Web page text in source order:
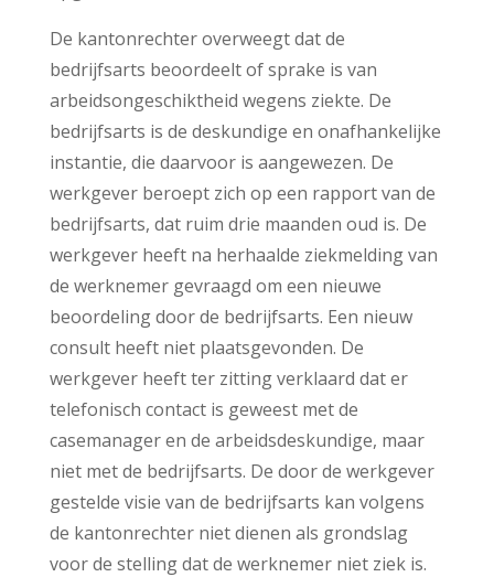
De kantonrechter overweegt dat de
bedrijfsarts beoordeelt of sprake is van
arbeidsongeschiktheid wegens ziekte. De
bedrijfsarts is de deskundige en onafhankelijke
instantie, die daarvoor is aangewezen. De
werkgever beroept zich op een rapport van de
bedrijfsarts, dat ruim drie maanden oud is. De
werkgever heeft na herhaalde ziekmelding van
de werknemer gevraagd om een nieuwe
beoordeling door de bedrijfsarts. Een nieuw
consult heeft niet plaatsgevonden. De
werkgever heeft ter zitting verklaard dat er
telefonisch contact is geweest met de
casemanager en de arbeidsdeskundige, maar
niet met de bedrijfsarts. De door de werkgever
gestelde visie van de bedrijfsarts kan volgens
de kantonrechter niet dienen als grondslag
voor de stelling dat de werknemer niet ziek is.